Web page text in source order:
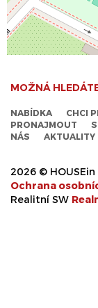
MOŽNÁ
NABÍDKA CHCI
PRONAJMOUT
NÁS
AKTUALITY
2026 © HOUSEin
Ochrana
Realitní SW Real